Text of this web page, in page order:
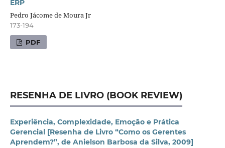
ERP
Pedro Jácome de Moura Jr
173-194
PDF
RESENHA DE LIVRO (BOOK REVIEW)
Experiência, Complexidade, Emoção e Prática
Gerencial [Resenha de Livro “Como os Gerentes
Aprendem?”, de Anielson Barbosa da Silva, 2009]